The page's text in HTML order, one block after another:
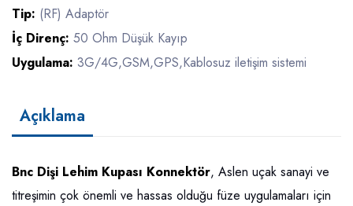
Tip: (RF) Adaptör
İç Direnç: 50 Ohm Düşük Kayıp
Uygulama: 3G/4G,GSM,GPS,Kablosuz iletişim sistemi
Açıklama
Bnc Dişi Lehim Kupası Konnektör, Aslen uçak sanayi ve
titreşimin çok önemli ve hassas olduğu füze uygulamaları için